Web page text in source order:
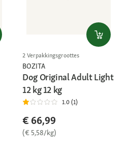
2 Verpakkingsgroottes
BOZITA
Dog Original Adult Light
12 kg 12 kg
1.0 (1)
€ 66,99
(€ 5,58/kg)